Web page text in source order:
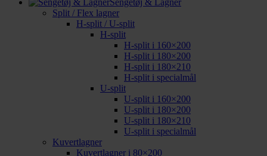
Split / Flex lagner
H-split / U-split
H-split
H-split i 160×200
H-split i 180×200
H-split i 180×210
H-split i specialmål
U-split
U-split i 160×200
U-split i 180×200
U-split i 180×210
U-split i specialmål
Kuvertlagner
Kuvertlagner i 80×200